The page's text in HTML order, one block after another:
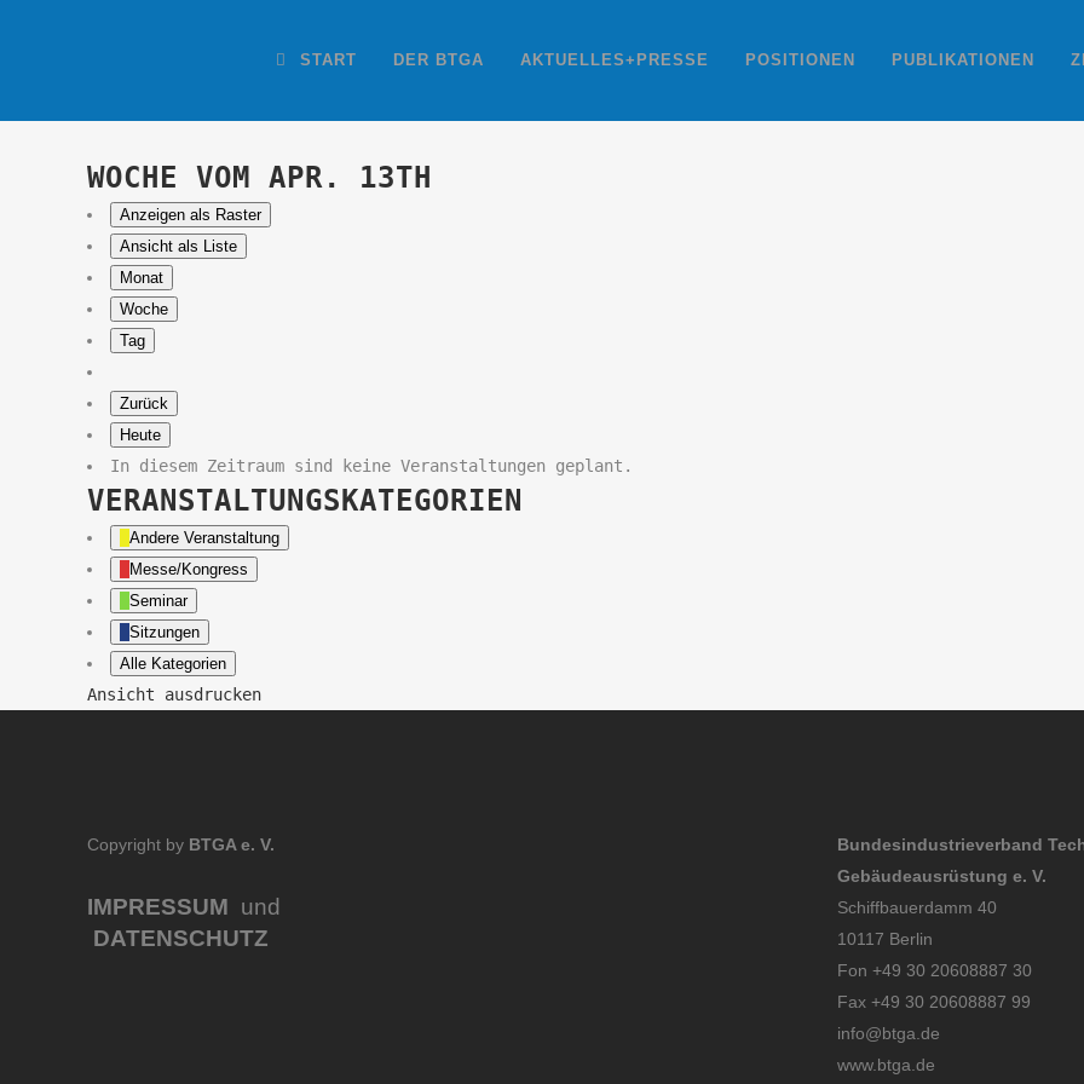
START DER BTGA AKTUELLES+PRESSE POSITIONEN PUBLIKATIONEN
WOCHE VOM APR. 13TH
Anzeigen als Raster
Ansicht als Liste
Monat
Woche
Tag
Zurück
Heute
In diesem Zeitraum sind keine Veranstaltungen geplant.
VERANSTALTUNGSKATEGORIEN
Andere Veranstaltung
Messe/Kongress
Seminar
Sitzungen
Alle Kategorien
Ansicht ausdrucken
Copyright by BTGA e. V.
IMPRESSUM und
DATENSCHUTZ
Bundesindustrieverband
Gebäudeausrüstung e. V.
Schiffbauerdamm 40
10117 Berlin
Fon +49 30 20608887 30
Fax +49 30 20608887 99
info@btga.de
www.btga.de